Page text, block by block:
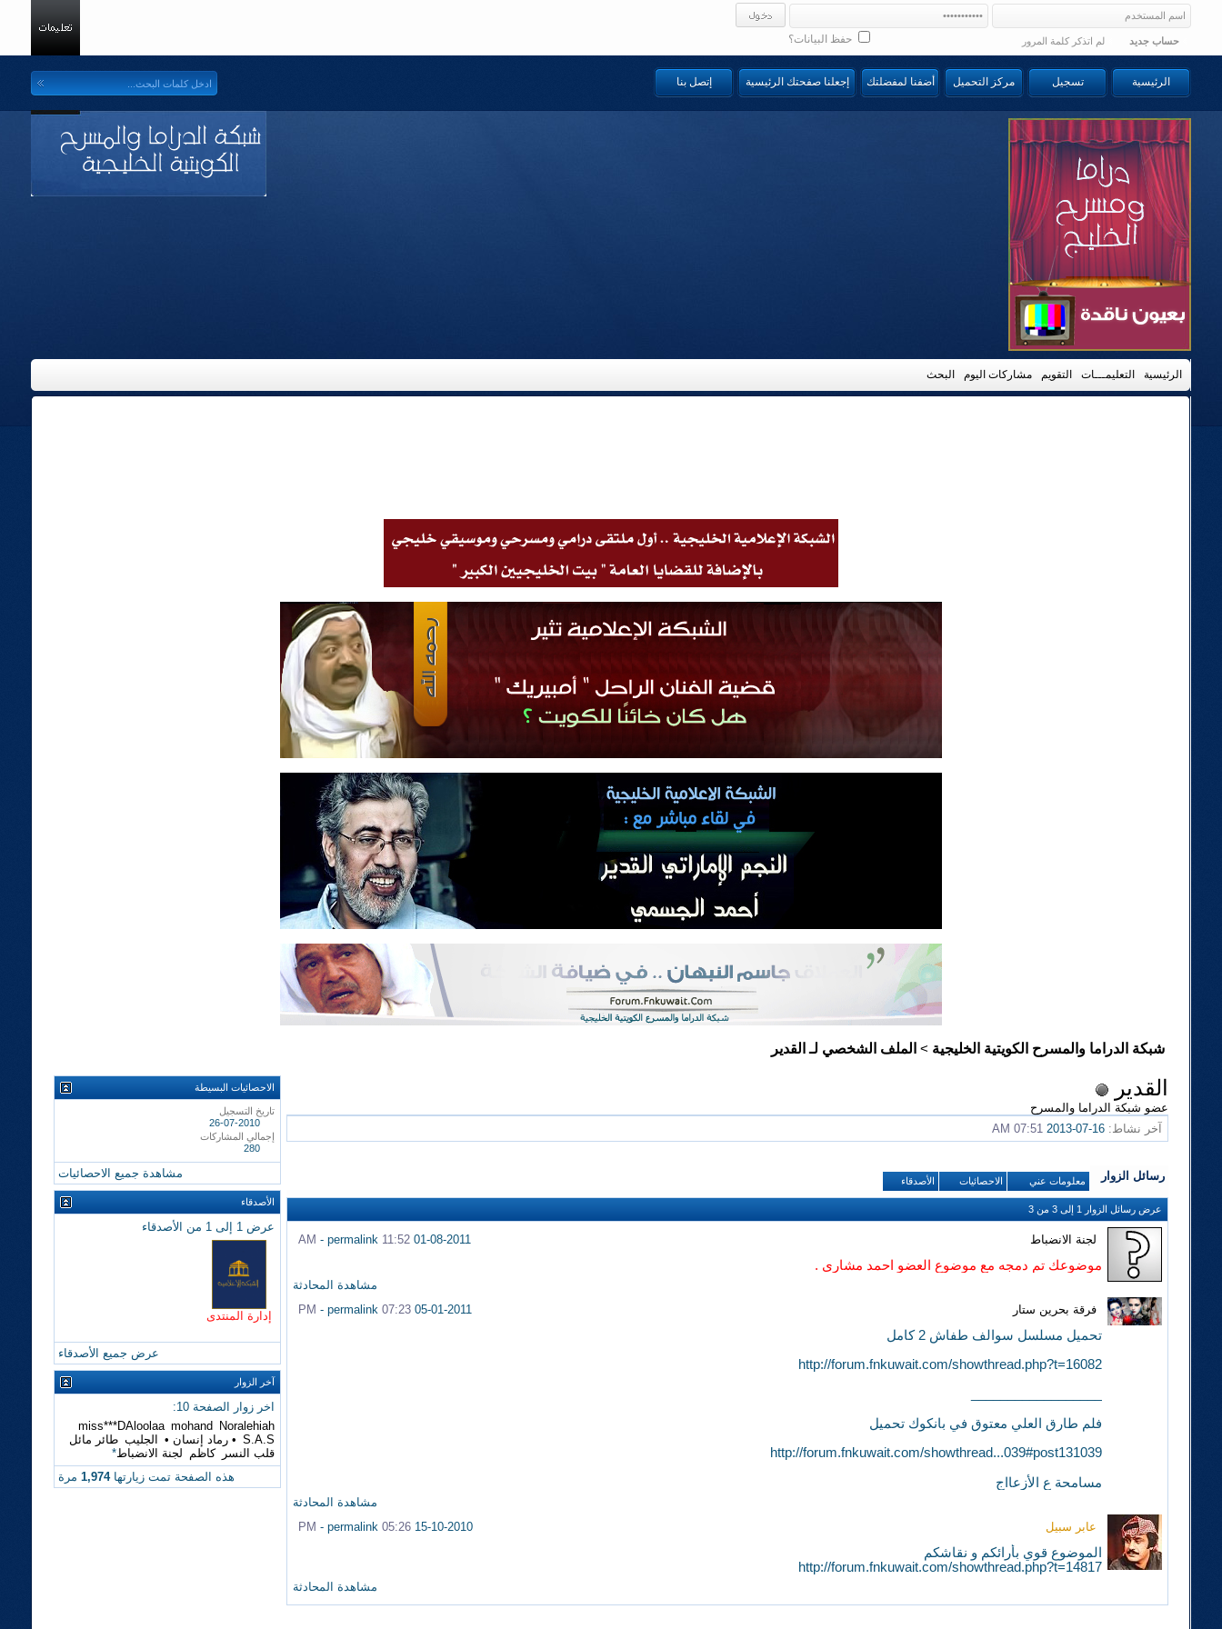
حفظ البيانات؟ حساب جديد لم اتذكر كلمة المرور
الرئيسية تسجيل مركز التحميل أضفنا لمفضلتك إجعلنا صفحتك الرئيسية إتصل بنا
الرئيسية التعليمـــات التقويم مشاركات اليوم البحث
شبكة الدراما والمسرح الكويتية الخليجية > الملف الشخصي لـ القدير
القدير
عضو شبكة الدراما والمسرح
آخر نشاط:
07:51 AM
رسائل الزوار معلومات عني الاحصائيات الأصدقاء
عرض رسائل الزوار 1 إلى 3من 3
01-08-2011
11:52 AM
- permalink لجنة الانضباط
موضوعك تم دمجه مع موضوع العضو احمد مشاري .
مشاهدة المحادثة
05-01-2011
07:23 PM
- permalink فرقة بحرين ستار
تحميل مسلسل سوالف طفاش 2 كامل
http://forum.fnkuwait.com/showthread.php?t=16082
فلم طارق العلي معتوق في بانكوك تحميل
http://forum.fnkuwait.com/showthread...039#post131039
مسامحة ع الأزعااج
مشاهدة المحادثة
15-10-2010
05:26 PM
- permalink عابر سبيل
الموضوع قوي بأرائكم و نقاشكم
http://forum.fnkuwait.com/showthread.php?t=14817
مشاهدة المحادثة
الاحصائيات البسيطة
تاريخ التسجيل
26-07-2010
إجمالي المشاركات
280
مشاهدة جميع الاحصائيات
الأصدقاء
عرض 1 إلى 1 من الأصدقاء
إدارة المنتدى
عرض جميع الأصدقاء
آخر الزوار
اخر زوار الصفحة 10:
miss***DAloolaa mohand
Noralehiah
S.A.S • رماد إنسان • الجليب طائر مائل
قلب النسر
كاظم لجنة الانضباط*
هذه الصفحة تمت زيارتها1,974 مرة